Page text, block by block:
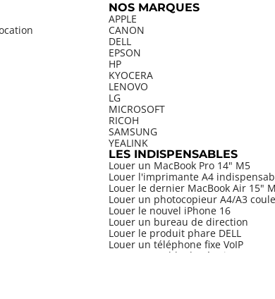
NOS MARQUES
APPLE
CANON
DELL
EPSON
HP
KYOCERA
LENOVO
LG
MICROSOFT
RICOH
SAMSUNG
YEALINK
LES INDISPENSABLES
Louer un MacBook Pro 14" M5
Louer l'imprimante A4
Louer le dernier MacBook Air 15"
Louer un photocopieur A4/A3
Louer le nouvel iPhone 16
Louer un bureau de direction
Louer le produit phare DELL
Louer un téléphone fixe VoIP
Louer une table de réunion